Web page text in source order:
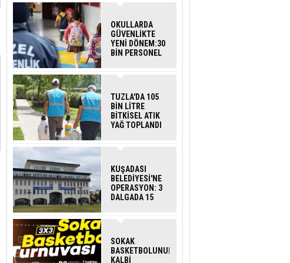
OKULLARDA
GÜVENLİKTE
YENİ DÖNEM:30
BİN PERSONEL
DEDEKTÖRLÜ
TUZLA'DA 105
BİN LİTRE
BİTKİSEL ATIK
YAĞ TOPLANDI
KUŞADASI
BELEDİYESİ'NE
OPERASYON: 3
DALGADA 15
SOKAK
BASKETBOLUNUN
KALBİ